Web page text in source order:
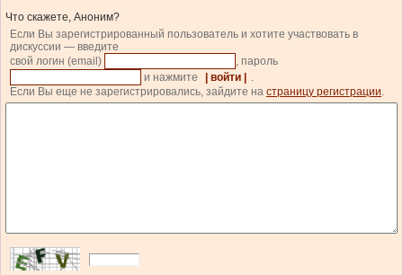
Что скажете, Аноним?
Если Вы зарегистрированный пользователь и хотите участвовать в
дискуссии — введите
свой логин (email)
, пароль
и нажмите
| войти |
.
Если Вы еще не зарегистрировались, зайдите на страницу регистрации.